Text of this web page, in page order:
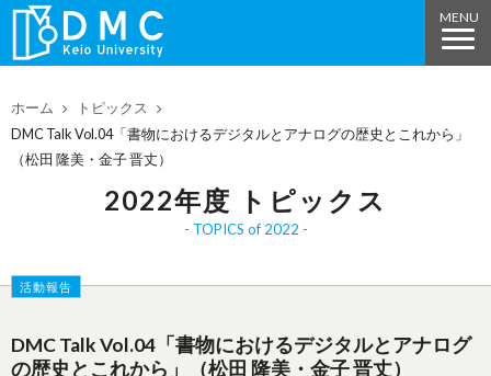
ホーム
トピックス
DMC Talk Vol.04「書物におけるデジタルとアナログの歴史とこれから」
（松田 隆美・金子 晋丈）
2022年度 トピックス
TOPICS of 2022
活動報告
DMC Talk Vol.04「書物におけるデジタルとアナログ
の歴史とこれから」（松田 隆美・金子 晋丈）